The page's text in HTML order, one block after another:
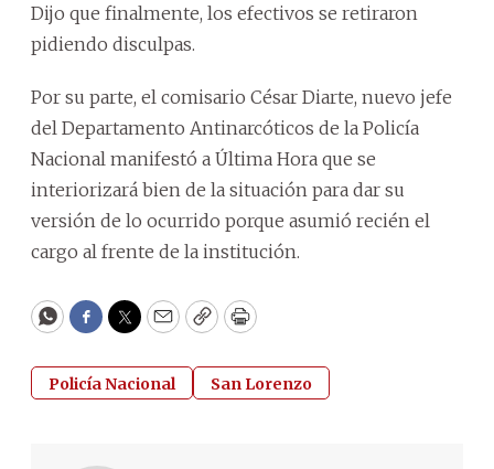
Dijo que finalmente, los efectivos se retiraron
pidiendo disculpas.
Por su parte, el comisario César Diarte, nuevo jefe
del Departamento Antinarcóticos de la Policía
Nacional manifestó a Última Hora que se
interiorizará bien de la situación para dar su
versión de lo ocurrido porque asumió recién el
cargo al frente de la institución.
WhatsApp
Facebook
Twitter
EmailCopyPrint
Policía Nacional San Lorenzo